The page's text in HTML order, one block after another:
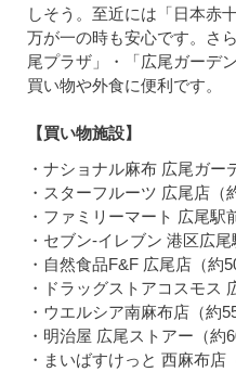
しそう。至近には「日本赤
万が一の時も安心です。さ
尾プラザ」・「広尾ガーデ
買い物や外食に便利です。
【買い物施設】
・ナショナル麻布 広尾ガー
・スターフルーツ 広尾店（
・ファミリーマート 広尾駅
・セブン-イレブン 港区広尾
・自然食品F&F 広尾店（約
・ドラッグストアコスモス
・ウエルシア南麻布店（約
・明治屋 広尾ストアー（約
・まいばすけっと 西麻布店